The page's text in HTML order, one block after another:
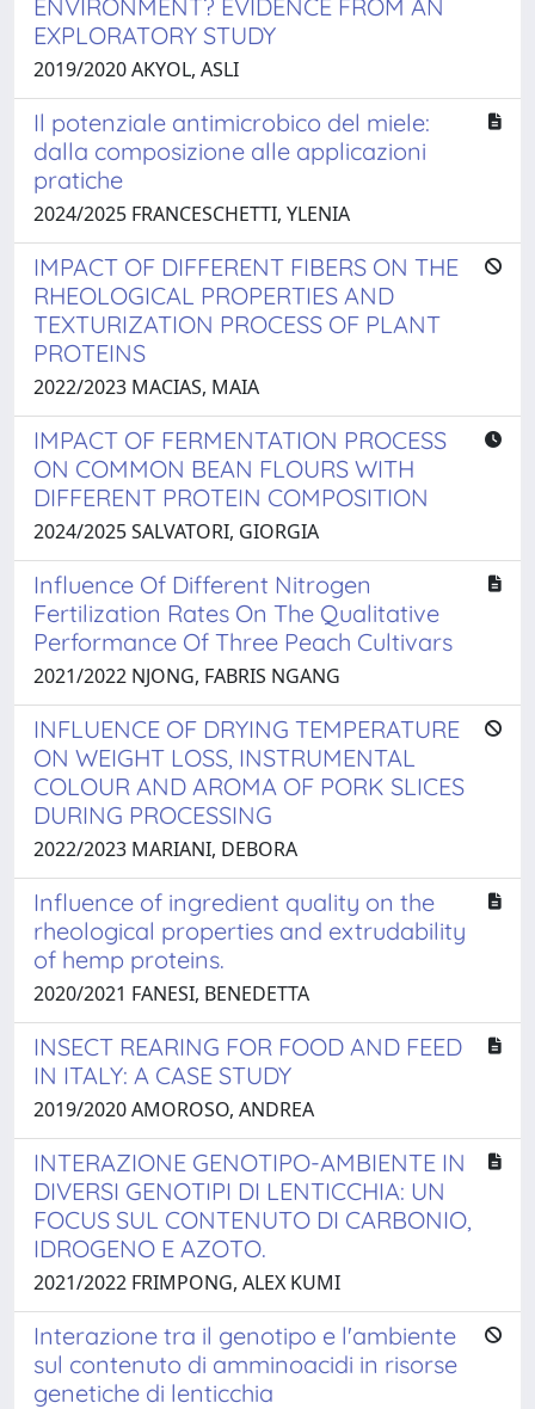
ENVIRONMENT? EVIDENCE FROM AN
EXPLORATORY STUDY
2019/2020 AKYOL, ASLI
Il potenziale antimicrobico del miele:
dalla composizione alle applicazioni
pratiche
2024/2025 FRANCESCHETTI, YLENIA
IMPACT OF DIFFERENT FIBERS ON THE
RHEOLOGICAL PROPERTIES AND
TEXTURIZATION PROCESS OF PLANT
PROTEINS
2022/2023 MACIAS, MAIA
IMPACT OF FERMENTATION PROCESS
ON COMMON BEAN FLOURS WITH
DIFFERENT PROTEIN COMPOSITION
2024/2025 SALVATORI, GIORGIA
Influence Of Different Nitrogen
Fertilization Rates On The Qualitative
Performance Of Three Peach Cultivars
2021/2022 NJONG, FABRIS NGANG
INFLUENCE OF DRYING TEMPERATURE
ON WEIGHT LOSS, INSTRUMENTAL
COLOUR AND AROMA OF PORK SLICES
DURING PROCESSING
2022/2023 MARIANI, DEBORA
Influence of ingredient quality on the
rheological properties and extrudability
of hemp proteins.
2020/2021 FANESI, BENEDETTA
INSECT REARING FOR FOOD AND FEED
IN ITALY: A CASE STUDY
2019/2020 AMOROSO, ANDREA
INTERAZIONE GENOTIPO-AMBIENTE IN
DIVERSI GENOTIPI DI LENTICCHIA: UN
FOCUS SUL CONTENUTO DI CARBONIO,
IDROGENO E AZOTO.
2021/2022 FRIMPONG, ALEX KUMI
Interazione tra il genotipo e l'ambiente
sul contenuto di amminoacidi in risorse
genetiche di lenticchia